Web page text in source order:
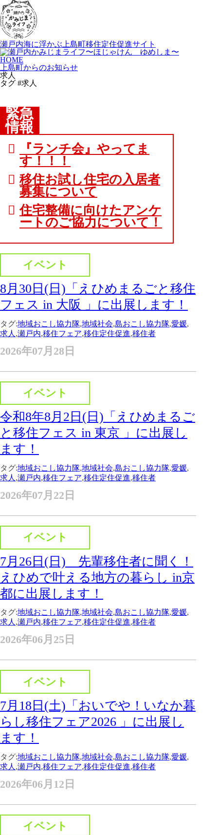
瀬戸内海に浮かぶ上島町移住定住促進サイト
HOME
上島町からのお知らせ
求人
タグ #求人
緊急
情報
『ランチ会』やってま
す！！！
移住お試し住宅の入居者
募集について
住宅整備に向けたアンケ
ートのご協力について！
イベント
8月30日(日)「えひめまるごと移住
フェス in 大阪 」に出展します！
タグ:地域おこし協力隊,地域社会,島おこし協力隊,愛媛,
求人 ,瀬戸内,移住フェア,移住定住促進,移住者
2026年07月28日
イベント
令和8年8月2日(日)「えひめまるご
と移住フェス in 東京 」に出展し
ます！
タグ:地域おこし協力隊,地域社会,島おこし協力隊,愛媛,
求人 ,瀬戸内,移住フェア,移住定住促進,移住者
2026年07月22日
イベント
7月26日(日) 先輩移住者に聞く！
えひめで叶える地方の暮らし in京
都に出展します！
タグ:地域おこし協力隊,地域社会,島おこし協力隊,愛媛,
求人 ,瀬戸内,移住フェア,移住定住促進,移住者
2026年06月25日
イベント
7月18日(土)「おいでや！いなか暮
らし移住フェア2026 」に出展し
ます！
タグ:地域おこし協力隊,地域社会,島おこし協力隊,愛媛,
求人 ,瀬戸内,移住フェア,移住定住促進,移住者
2026年06月12日
イベント